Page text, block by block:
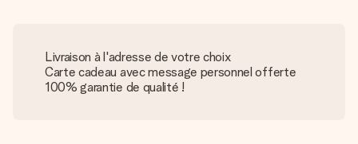
Livraison à l'adresse de votre choix
Carte cadeau avec message personnel offerte
100% garantie de qualité !